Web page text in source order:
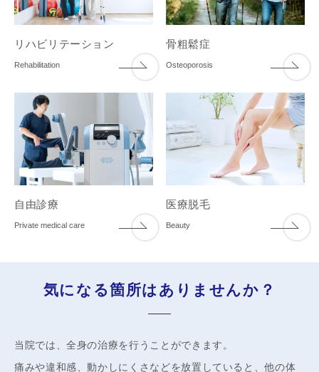
リハビリテーション
Rehabilitation
骨粗鬆症
Osteoporosis
自由診療
Private medical care
医療脱毛
Beauty
気になる箇所はありませんか？
当院では、全身の治療を行うことができます。
痛みや違和感、動かしにくさなどを放置していると、他の体